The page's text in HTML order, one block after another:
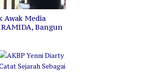
Hutan dan Lahan
Awak Media
Bangun